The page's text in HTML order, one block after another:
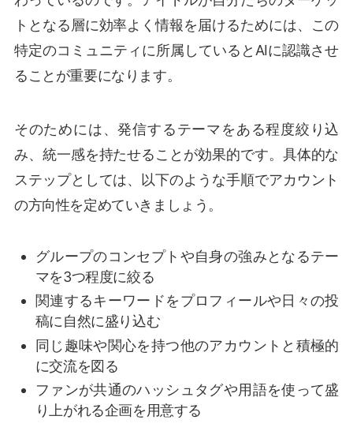
トとなる層に効率よく情報を届けるためには、この
特定のコミュニティに所属しているとAIに認識させ
ることが重要になります。
そのためには、発信するテーマをある程度絞り込
み、統一感を持たせることが効果的です。具体的な
ステップとしては、以下のような手順でアカウント
の方向性を定めていきましょう。
グループのコンセプトや自身の強みとなるテー
マを3つ程度に絞る
関連するキーワードをプロフィールや日々の投
稿に自然に盛り込む
同じ趣味や関心を持つ他のアカウントと積極的
に交流を図る
ファンが共通のハッシュタグや用語を使って盛
り上がれる企画を用意する